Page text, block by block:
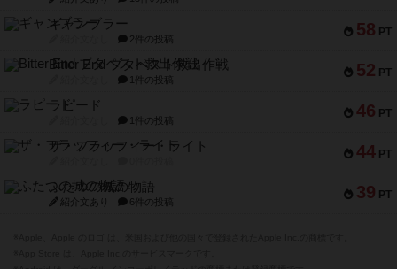
58 PT
ギャンブラー
2件の投稿
52 PT
Bitter End ブタペスト救出作戦
1件の投稿
46 PT
ラピード
1件の投稿
44 PT
ザ・フラッフィー・ライト
39 PT
ふたつの城の物語
紹介文あり 6件の投稿